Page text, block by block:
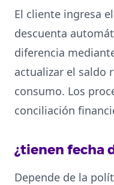
El cliente ingresa
descuenta
diferencia
actualizar el saldo
consumo. Los
conciliación
¿tienen fecha
Depende de la